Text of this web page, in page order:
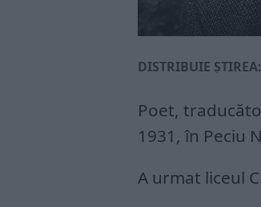
DISTRIBUIE ȘTIREA:
Poet,
1931, în Peciu
A urmat liceul